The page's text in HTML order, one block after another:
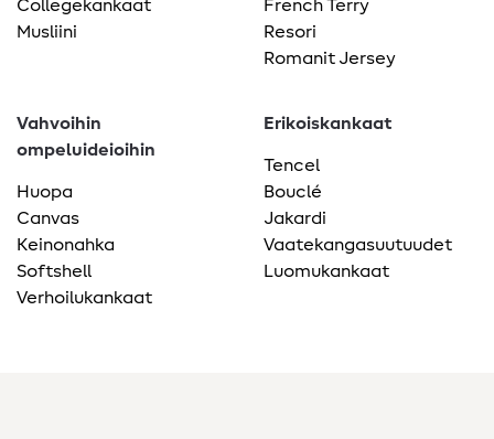
Collegekankaat
Musliini
French Terry
Resori
Romanit Jersey
Vahvoihin
ompeluideioihin
Huopa
Canvas
Keinonahka
Softshell
Verhoilukankaat
Erikoiskankaat
Tencel
Bouclé
Jakardi
Vaatekangasuutuudet
Luomukankaat